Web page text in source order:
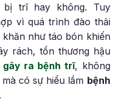
trĩ hay không. Tuy
vì quá trình đào thải
như táo bón khiến
rách, tổn thương hậu
gây ra bệnh trĩ, không
có sự hiểu lầm bệnh
.